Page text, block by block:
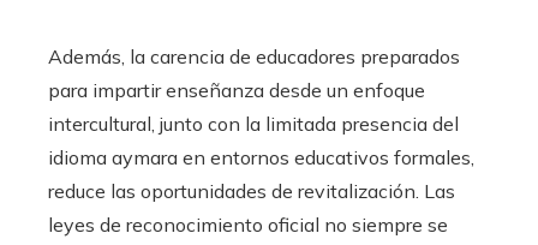
Además, la carencia de educadores preparados
para impartir enseñanza desde un enfoque
intercultural, junto con la limitada presencia del
idioma aymara en entornos educativos formales,
reduce las oportunidades de revitalización. Las
leyes de reconocimiento oficial no siempre se